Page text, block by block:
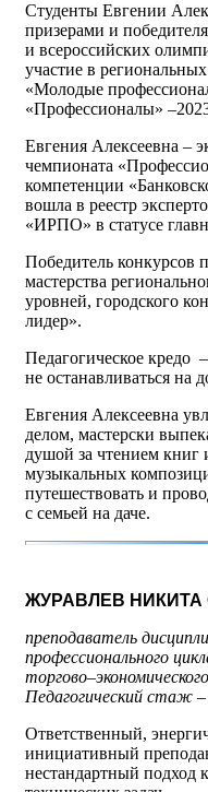
Студенты Евгении
призерами и
и всероссийских
участие в
«Молодые
«Профессионалы»
Евгения Алексеевна –
чемпионата
компетенции
вошла в реестр
«ИРПО» в статусе
Победитель конкурсов
мастерства
уровней, городского
лидер».
Педагогическое кредо –
не останавливаться на
Евгения Алексеевна
делом, мастерски
душой за чтением
музыкальных
путешествовать и
с семьей на даче.
ЖУРАВЛЕВ НИКИТА
преподаватель
профессионального
Педагогический стаж –
Ответственный,
инициативный
нестандартный подход